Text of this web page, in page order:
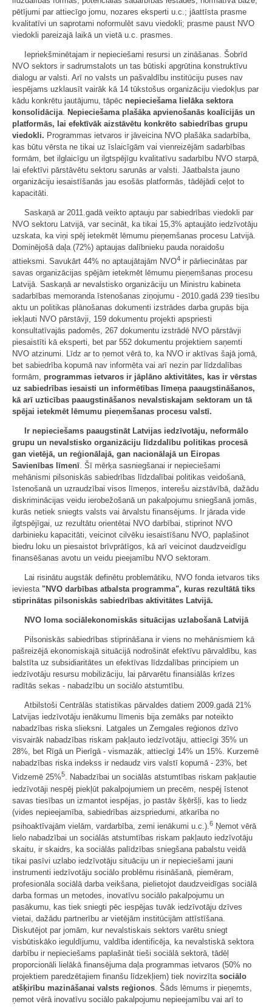
pētījumi par attiecīgo jomu, nozares eksperti u.c.; jāattīsta prasme
kvalitatīvi un saprotami noformulēt savu viedokli; prasme paust NVO
viedokli pareizajā laikā un vietā u.c. prasmes.
Iepriekšminētajam ir nepieciešami resursi un zināšanas. Šobrīd
NVO sektors ir sadrumstalots un tas būtiski apgrūtina konstruktīvu
dialogu ar valsti. Arī no valsts un pašvaldību institūciju puses nav
iespējams uzklausīt vairāk kā 14 tūkstošus organizāciju viedokļus par
kādu konkrētu jautājumu, tāpēc nepieciešama lielāka sektora
konsolidācija
Nepieciešama plašāka apvienošanās koalīcijās un
platformās, lai efektīvāk aizstāvētu konkrēto sabiedrības grupu
viedokli. Programmas ietvaros ir jāveicina NVO plašāka sadarbība,
kas būtu vērsta ne tikai uz īslaicīgām vai vienreizējām sadarbības
formām, bet ilglaicīgu un ilgtspējīgu kvalitatīvu sadarbību NVO starpā,
lai efektīvi pārstāvētu sektoru sarunās ar valsti. Jāatbalsta jauno
organizāciju iesaistīšanās jau esošās platformās, tādējādi ceļot to
kapacitāti.
Saskaņā ar 2011.gadā veikto aptauju par sabiedrības viedokli par
NVO sektoru Latvijā, var secināt, ka tikai 15,3% aptaujāto iedzīvotāju
uzskata, ka viņi spēj ietekmēt lēmumu pieņemšanas procesu Latvijā.
Dominējošā daļa (72%) aptaujas dalībnieku pauda noraidošu
attieksmi. Savukārt 44% no aptaujātajām NVO4 ir pārliecinātas par
savas organizācijas spējām ietekmēt lēmumu pieņemšanas procesu
Latvijā. Saskaņā ar nevalstisko organizāciju un Ministru kabineta
sadarbības memoranda īstenošanas ziņojumu - 2010.gadā 239 tiesību
aktu un politikas plānošanas dokumenti izstrādes darba grupās bija
iekļauti NVO pārstāvji, 159 dokumentu projekti apspriesti
konsultatīvajās padomēs, 267 dokumentu izstrādē NVO pārstāvji
piesaistīti kā eksperti, bet par 552 dokumentu projektiem saņemti
NVO atzinumi. Līdz ar to ņemot vērā to, ka NVO ir aktīvas šajā jomā,
bet sabiedrība kopumā nav informēta vai arī nezin par līdzdalības
formām, programmas ietvaros ir jāplāno aktivitātes, kas ir vērstas
uz sabiedrības iesaisti un informētības līmeņa paaugstināšanos,
kā arī uzticības paaugstināšanos nevalstiskajam sektoram un tā
spējai ietekmēt lēmumu pieņemšanas procesu valstī.
Ir nepieciešams paaugstināt Latvijas iedzīvotāju, neformālo
grupu un nevalstisko organizāciju līdzdalību politikas procesā
gan vietējā, un reģionālajā, gan nacionālajā un Eiropas
Savienības līmenī. Šī mērķa sasniegšanai ir nepieciešami
mehānismi pilsoniskās sabiedrības līdzdalībai politikas veidošanā,
īstenošanā un uzraudzībai visos līmeņos, interešu aizstāvībā, dažādu
diskriminācijas veidu ierobežošanā un pakalpojumu sniegšanā jomās,
kurās netiek sniegts valsts vai ārvalstu finansējums. Ir jārada vide
ilgtspējīgai, uz rezultātu orientētai NVO darbībai, stiprinot NVO
darbinieku kapacitāti, veicinot cilvēku iesaistīšanu NVO, paplašinot
biedru loku un piesaistot brīvprātīgos, kā arī veicinot daudzveidīgu
finansēšanas avotu un veidu pieejamību NVO sektoram.
Lai risinātu augstāk definētu problemātiku, NVO fonda ietvaros tiks
ieviesta "NVO darbības atbalsta programma", kuras rezultātā tiks
stiprinātas pilsoniskās sabiedrības aktivitātes Latvijā.
NVO loma sociālekonomiskās situācijas uzlabošanā Latvijā
Pilsoniskās sabiedrības stiprināšana ir viens no mehānismiem kā
pašreizējā ekonomiskajā situācijā nodrošināt efektīvu pārvaldību, kas
balstīta uz subsidiaritātes un efektīvas līdzdalības principiem un
iedzīvotāju resursu mobilizāciju, lai pārvarētu finansiālās krīzes
radītās sekas - nabadzību un sociālo atstumtību.
Atbilstoši Centrālās statistikas pārvaldes datiem 2009.gadā 21%
Latvijas iedzīvotāju ienākumu līmenis bija zemāks par noteikto
nabadzības riska slieksni. Latgales un Zemgales reģionos dzīvo
visvairāk nabadzības riskam pakļauto iedzīvotāju, attiecīgi 35% un
28%, bet Rīgā un Pierīgā - vismazāk, attiecīgi 14% un 15%. Kurzemē
nabadzības riska indekss ir nedaudz virs valstī kopumā - 23%, bet
Vidzemē 25%5. Nabadzībai un sociālās atstumtības riskam pakļautie
iedzīvotāji nespēj piekļūt pakalpojumiem un precēm, nespēj īstenot
savas tiesības un izmantot iespējas, jo pastāv šķēršļi, kas to liedz
(vides nepieejamība, sabiedrības aizspriedumi, atkarība no
psihoaktīvajām vielām, vardarbība, zemi ienākumi u.c.). 6 Ņemot vērā
lielo nabadzībai un sociālās atstumtības riskam pakļauto iedzīvotāju
skaitu, ir skaidrs, ka sociālās palīdzības sniegšana pabalstu veidā
tikai pasīvi uzlabo iedzīvotāju situāciju un ir nepieciešami jauni
instrumenti iedzīvotāju sociālo problēmu risināšanā, piemēram,
profesionāla sociālā darba veikšana, pielietojot daudzveidīgas sociālā
darba formas un metodes, inovatīvu sociālo pakalpojumu un
pasākumu, kas tiek sniegti pēc iespējas tuvāk iedzīvotāju dzīves
vietai, dažādu partnerību ar vietējām institūcijām attīstīšana.
Diskutējot par jomām, kur nevalstiskais sektors varētu sniegt
visbūtiskāko ieguldījumu, valdība identificēja, ka nevalstiskā sektora
darbību ir nepieciešams paplašināt tieši sociālā sektorā, tādēļ
proporcionāli lielākā finansējuma daļa programmas ietvaros (50% no
projektiem paredzētajiem finanšu līdzekļiem) tiek novirzīta sociālo
atšķirību mazināšanai valsts reģionos . Šāds lēmums ir pieņemts,
ņemot vērā inovatīvu sociālo pakalpojumu nepieejamību vai arī to